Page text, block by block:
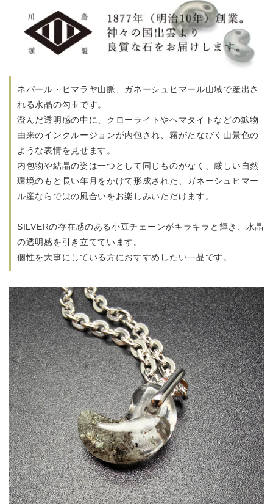
ネパール・ヒマラヤ山脈、ガネーシュヒマール山域で産出さ
れる水晶の勾玉です。
澄んだ透明感の中に、 クローライトやヘマタイトなどの鉱物
由来のインクルージョンが内包され、 霧がたなびく山景色の
ような表情を見せます。
内包物や結晶の姿は一つとして同じものがなく、 厳しい自然
環境のもと長い年月をかけて形成された、 ガネーシュヒマー
ル産ならではの風合いをお楽しみいただけます。
SILVERの存在感のある小豆チェーンがキラキラと輝き、水晶
の透明感を引き立てています。
個性を大事にしている方におすすめしたい一品です。